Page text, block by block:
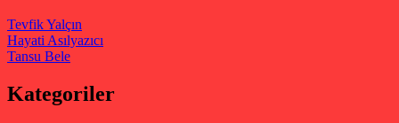
Tevfik Yalçın
Hayati Asılyazıcı
Tansu Bele
Kategoriler